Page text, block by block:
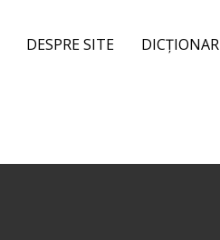
DESPRE SITE DICȚIONAR